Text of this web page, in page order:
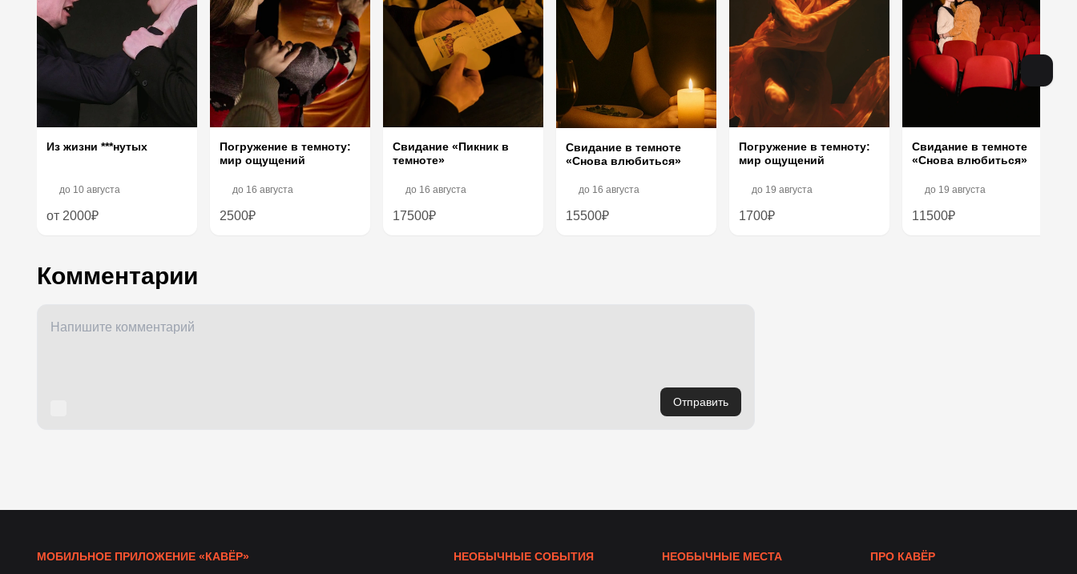
Из жизни ***нутых
до 10 августа
от 2000₽
Погружение в темноту:
мир ощущений
до 16 августа
2500₽
Свидание «Пикник в
темноте»
до 16 августа
17500₽
Свидание в темноте
«Снова влюбиться»
до 16 августа
15500₽
Погружение в темноту:
мир ощущений
до 19 августа
1700₽
Свидание в темноте
«Снова влюбиться»
до 19 августа
11500₽
Комментарии
Отправить
МОБИЛЬНОЕ ПРИЛОЖЕНИЕ «КАВЁР» НЕОБЫЧНЫЕ СОБЫТИЯ НЕОБЫЧНЫЕ МЕСТА ПРО КАВЁР